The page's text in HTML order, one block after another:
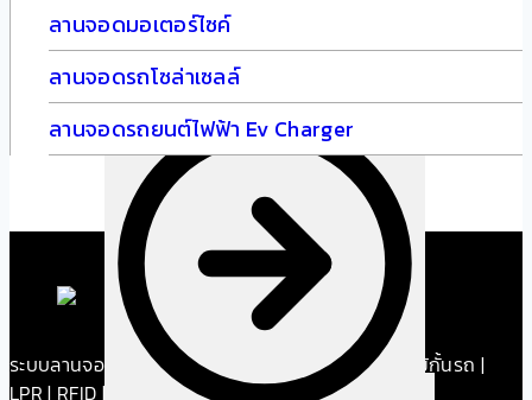
Smart Parking System
ลานจอดมอเตอร์ไซค์
ลานจอดรถโซล่าเซลล์
ลานจอดรถยนต์ไฟฟ้า Ev Charger
ระบบลานจอดรถ.com — โซลูชันลานจอดครบวงจร: ไม้กั้นรถ |
LPR | RFID | Parking Management